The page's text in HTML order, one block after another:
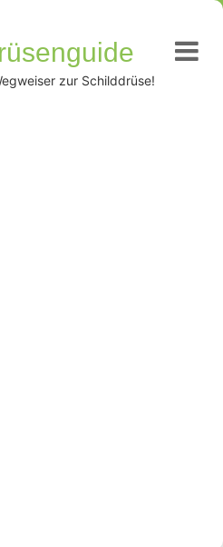
zur Schilddrüse!